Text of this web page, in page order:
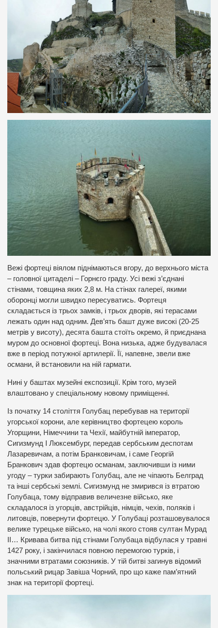
Вежі фортеці віялом піднімаються вгору, до верхнього міста
– головної цитаделі – Горнєго граду. Усі вежі з’єднані
стінами, товщина яких 2,8 м. На стінах галереї, якими
оборонці могли швидко пересуватись. Фортеця
складається із трьох замків, і трьох дворів, які терасами
лежать один над одним. Дев’ять башт дуже високі (20-25
метрів у висоту), десята башта стоїть окремо, й приєднана
муром до основної фортеці. Вона низька, адже будувалася
вже в період потужної артилерії. Її, напевне, звели вже
османи, й встановили на ній гармати.
Нині у баштах музейні експозиції. Крім того, музей
влаштовано у спеціальному новому приміщенні.
Із початку 14 століття Голубац перебував на території
угорської корони, але керівництво фортецею король
Угорщини, Німеччини та Чехії, майбутній імператор,
Сигизмунд І Люксембург, передав сербським деспотам
Лазаревичам, а потім Бранковичам, і саме Георгій
Бранкович здав фортецю османам, заключивши із ними
угоду – турки забирають Голубац, але не чіпають Белград
та інші сербські землі. Сигизмунд не змирився із втратою
Голубаца, тому відправив величезне військо, яке
складалося із угорців, австрійців, німців, чехів, поляків і
литовців, повернути фортецю. У Голубаці розташовувалося
велике турецьке військо, на чолі якого стояв султан Мурад
ІІ… Кривава битва під стінами Голубаца відбулася у травні
1427 року, і закінчилася повною перемогою турків, і
значними втратами союзників. У тій битві загинув відомий
польський рицар Завіша Чорний, про що каже пам’ятний
знак на території фортеці.